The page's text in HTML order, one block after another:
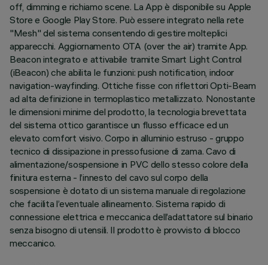
off, dimming e richiamo scene. La App è disponibile su Apple
Store e Google Play Store. Può essere integrato nella rete
"Mesh" del sistema consentendo di gestire molteplici
apparecchi. Aggiornamento OTA (over the air) tramite App.
Beacon integrato e attivabile tramite Smart Light Control
(iBeacon) che abilita le funzioni: push notification, indoor
navigation-wayfinding. Ottiche fisse con riflettori Opti-Beam
ad alta definizione in termoplastico metallizzato. Nonostante
le dimensioni minime del prodotto, la tecnologia brevettata
del sistema ottico garantisce un flusso efficace ed un
elevato comfort visivo. Corpo in alluminio estruso - gruppo
tecnico di dissipazione in pressofusione di zama. Cavo di
alimentazione/sospensione in PVC dello stesso colore della
finitura esterna - l’innesto del cavo sul corpo della
sospensione è dotato di un sistema manuale di regolazione
che facilita l’eventuale allineamento. Sistema rapido di
connessione elettrica e meccanica dell’adattatore sul binario
senza bisogno di utensili. Il prodotto è provvisto di blocco
meccanico.